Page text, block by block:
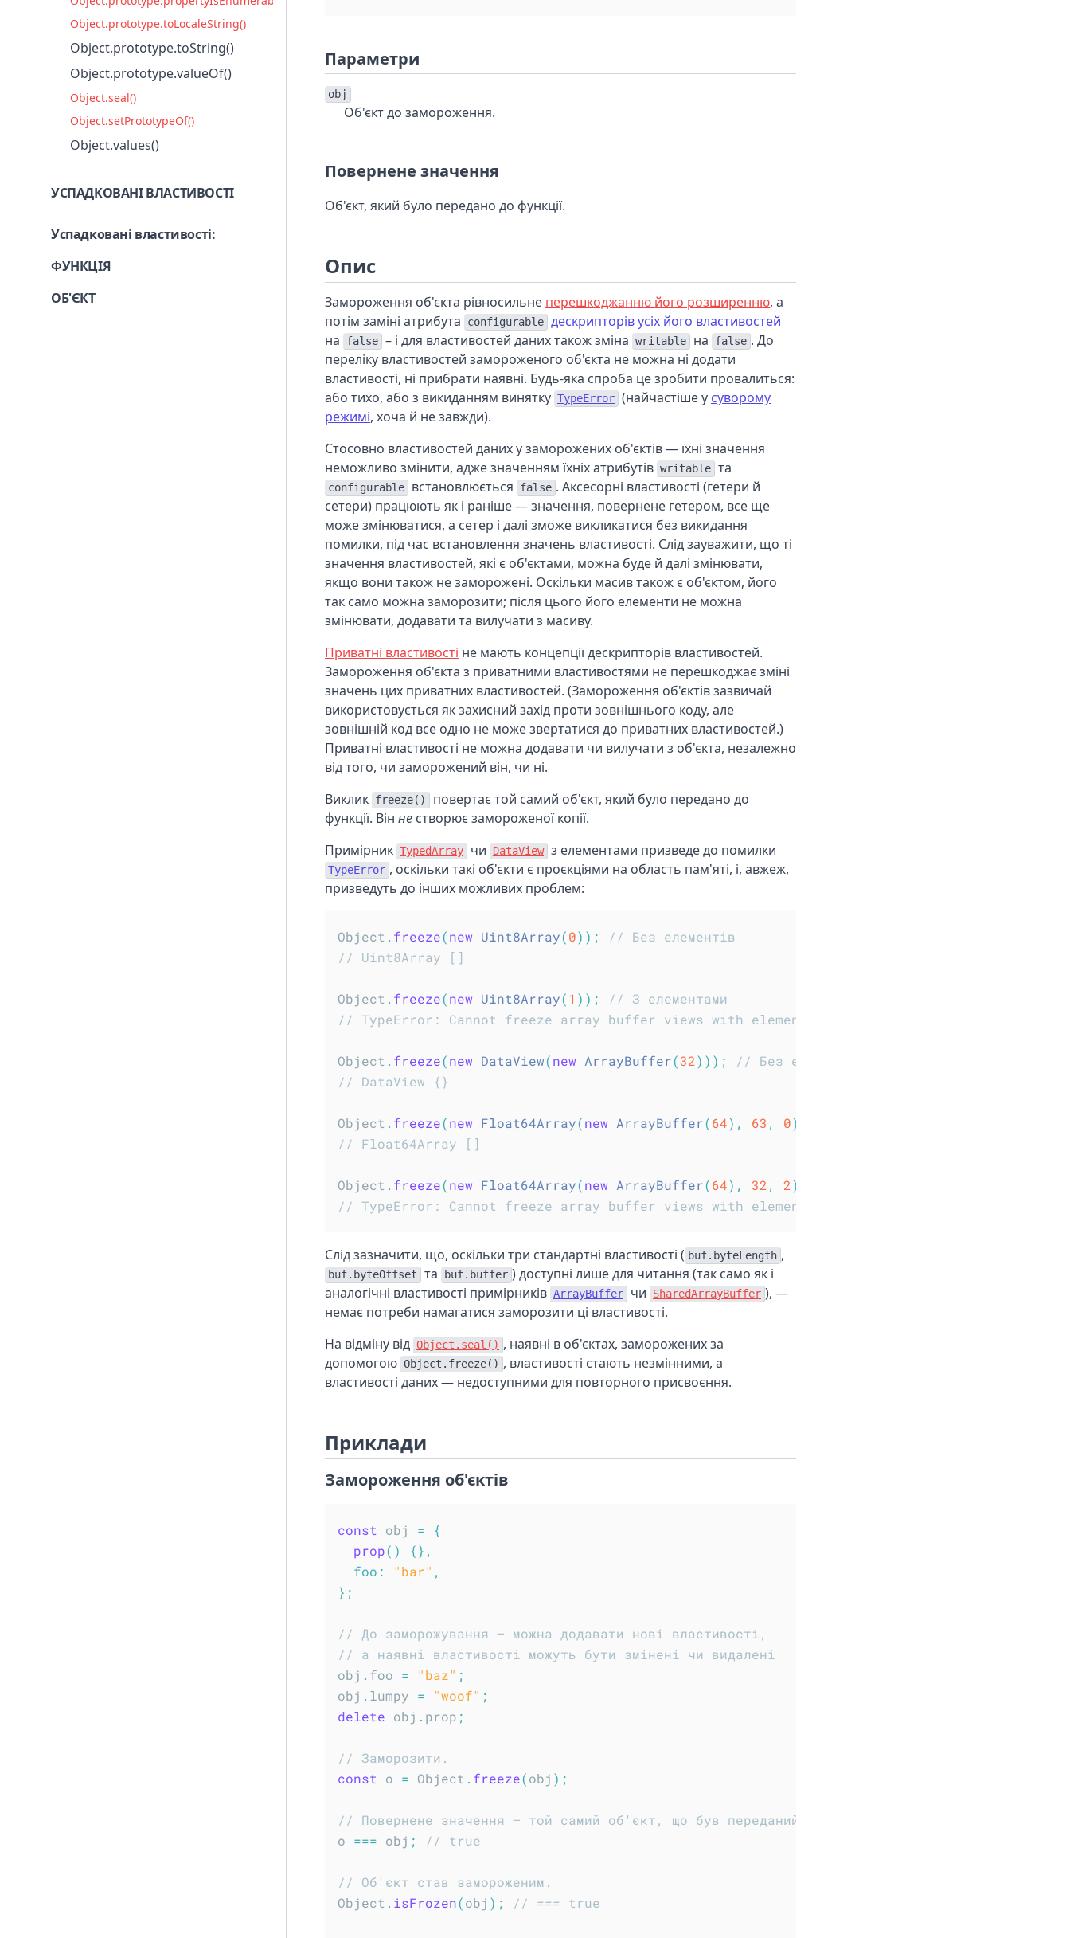
Параметри
obj
Об'єкт до замороження.
Повернене значення
Об'єкт, який було передано до функції.
Опис
Замороження об'єкта рівносильне перешкоджанню його розширенню, а
потім заміні атрибута
configurable дескрипторів усіх його властивостей
на
false – і для властивостей даних також зміна writable на false . До
переліку властивостей замороженого об'єкта не можна ні додати
властивості, ні прибрати наявні. Будь-яка спроба це зробити провалиться:
або тихо, або з викиданням винятку TypeError (найчастіше у суворому
режимі, хоча й не завжди).
Стосовно властивостей даних у заморожених об'єктів — їхні значення
неможливо змінити, адже значенням їхніх атрибутів writable та
configurable встановлюється false . Аксесорні властивості (гетери й
сетери) працюють як і раніше — значення, повернене гетером, все ще
може змінюватися, а сетер і далі зможе викликатися без викидання
помилки, під час встановлення значень властивості. Слід зауважити, що ті
значення властивостей, які є об'єктами, можна буде й далі змінювати,
якщо вони також не заморожені. Оскільки масив також є об'єктом, його
так само можна заморозити; після цього його елементи не можна
змінювати, додавати та вилучати з масиву.
Приватні властивості не мають концепції дескрипторів властивостей.
Замороження об'єкта з приватними властивостями не перешкоджає зміні
значень цих приватних властивостей. (Замороження об'єктів зазвичай
використовується як захисний захід проти зовнішнього коду, але
зовнішній код все одно не може звертатися до приватних властивостей.)
Приватні властивості не можна додавати чи вилучати з об'єкта, незалежно
від того, чи заморожений він, чи ні.
Виклик freeze()
повертає той самий об'єкт, який було передано до
функції. Він не створює замороженої копії.
Примірник TypedArray чи DataView з елементами призведе до помилки
TypeError , оскільки такі об'єкти є проєкціями на область пам'яті, і, авжеж,
призведуть до інших можливих проблем:
Object . freeze(new Uint8Array(0) ) ;
// Без елементів
// Uint8Array []
Object . freeze(new Uint8Array(1 ) ) ;
// З елементами
// TypeError: Cannot freeze array buffer views with elements
Object . freeze(new DataView(new ArrayBuffer(32) ) ) ;
// Без елементів
// DataView {}
Object . freeze(new Float64Array(new ArrayBuffer(64) , 63 , 0)
// Float64Array []
Object . freeze(new Float64Array(new ArrayBuffer(64) , 32 , 2)
// TypeError: Cannot freeze array buffer views with elements
Слід зазначити, що, оскільки три стандартні властивості ( buf.byteLength ,
buf.byteOffset та buf.buffer ) доступні лише для читання (так само як і
аналогічні властивості примірників ArrayBuffer чи SharedArrayBuffer ), —
немає потреби намагатися заморозити ці властивості.
На відміну від Object.seal() , наявні в об'єктах, заморожених за
допомогою Object.freeze() , властивості стають незмінними, а
властивості даних — недоступними для повторного присвоєння.
Приклади
Замороження об'єктів
const obj =
{
prop( ) {} ,
foo : "bar" ,
} ;
// До заморожування — можна додавати нові властивості,
// а наявні властивості можуть бути змінені чи видалені
obj . foo = "baz" ;
obj . lumpy = "woof" ;
delete obj . prop ;
// Заморозити.
const o = Object . freeze(obj ) ;
// Повернене значення – той самий об'єкт, що був переданий.
o === obj ; // true
// Об'єкт став замороженим.
Object . isFrozen(obj ) ; // === true
Object.prototype.toLocaleString()
Object.prototype.toString()
Object.prototype.valueOf()
Object.seal()
Object.setPrototypeOf()
Object.values()
УСПАДКОВАНІ ВЛАСТИВОСТІ
Успадковані властивості:
ФУНКЦІЯ
ОБ'ЄКТ